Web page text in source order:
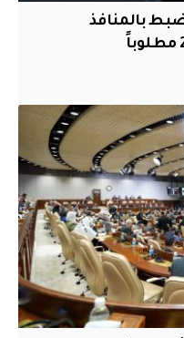
تنفيذ 31 حالة ضبط بالمنافذ